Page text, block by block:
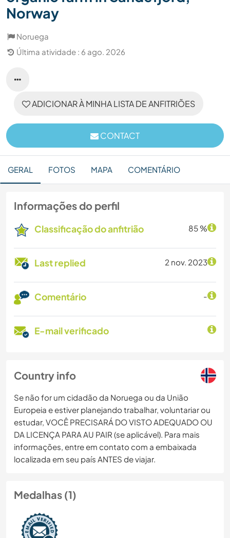
Norway
Noruega
Última atividade : 6 ago. 2026
ADICIONAR À MINHA LISTA DE ANFITRIÕES
CONTACT
GERAL FOTOS MAPA COMENTÁRIO
Informações do perfil
Classificação do anfitrião 85 %
Last replied 2 nov. 2023
Comentário -
E-mail verificado
Country info
Se não for um cidadão da Noruega ou da União
Europeia e estiver planejando trabalhar, voluntariar ou
estudar, VOCÊ PRECISARÁ DO VISTO ADEQUADO OU
DA LICENÇA PARA AU PAIR (se aplicável). Para mais
informações, entre em contato com a embaixada
localizada em seu país ANTES de viajar.
Medalhas (1)